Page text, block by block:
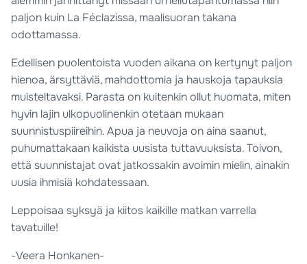
paljon kuin La Féclazissa, maalisuoran takana
odottamassa.
Edellisen puolentoista vuoden aikana on kertynyt paljon
hienoa, ärsyttäviä, mahdottomia ja hauskoja tapauksia
muisteltavaksi. Parasta on kuitenkin ollut huomata, miten
hyvin lajin ulkopuolinenkin otetaan mukaan
suunnistuspiireihin. Apua ja neuvoja on aina saanut,
puhumattakaan kaikista uusista tuttavuuksista. Toivon,
että suunnistajat ovat jatkossakin avoimin mielin, ainakin
uusia ihmisiä kohdatessaan.
Leppoisaa syksyä ja kiitos kaikille matkan varrella
tavatuille!
-Veera Honkanen-